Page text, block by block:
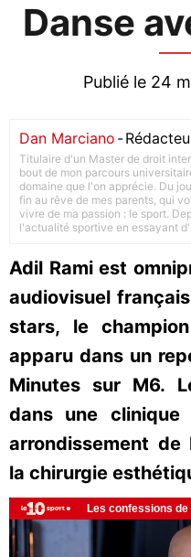
Danse
Publié le 24
Dan Marciano -
Titulaire d'un Master de droit
bout de mon parcours
domaine que l'on apprécie. Du
fin au rêve de mes parents, qui
vivre de ma passion : le sport.
l'actualité sportive en essayant
Adil Rami est
audiovisuel
stars, le
apparu dans un
Minutes sur M6.
dans une clinique
arrondissement de
la chirurgie